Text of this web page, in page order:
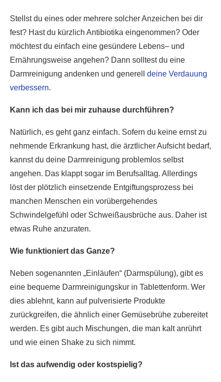
Stellst du eines oder mehrere solcher Anzeichen bei dir
fest? Hast du kürzlich Antibiotika eingenommen? Oder
möchtest du einfach eine gesündere Lebens– und
Ernährungsweise angehen? Dann solltest du eine
Darmreinigung andenken und generell deine Verdauung
verbessern.
Kann ich das bei mir zuhause durchführen?
Natürlich, es geht ganz einfach. Sofern du keine ernst zu
nehmende Erkrankung hast, die ärztlicher Aufsicht bedarf,
kannst du deine Darmreinigung problemlos selbst
angehen. Das klappt sogar im Berufsalltag. Allerdings
löst der plötzlich einsetzende Entgiftungsprozess bei
manchen Menschen ein vorübergehendes
Schwindelgefühl oder Schweißausbrüche aus. Daher ist
etwas Ruhe anzuraten.
Wie funktioniert das Ganze?
Neben sogenannten „Einläufen“ (Darmspülung), gibt es
eine bequeme Darmreinigungskur in Tablettenform. Wer
dies ablehnt, kann auf pulverisierte Produkte
zurückgreifen, die ähnlich einer Gemüsebrühe zubereitet
werden. Es gibt auch Mischungen, die man kalt anrührt
und wie einen Shake zu sich nimmt.
Ist das aufwendig oder kostspielig?